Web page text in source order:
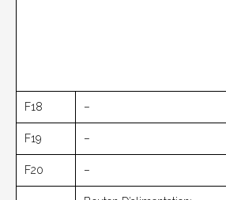
F18 –
F19 –
F20 –